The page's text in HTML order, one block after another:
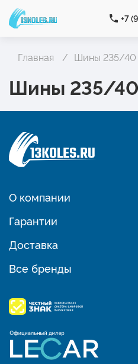
+7
Главная Шины 235/40
Шины 235/40
О компании
Гарантии
Доставка
Все бренды